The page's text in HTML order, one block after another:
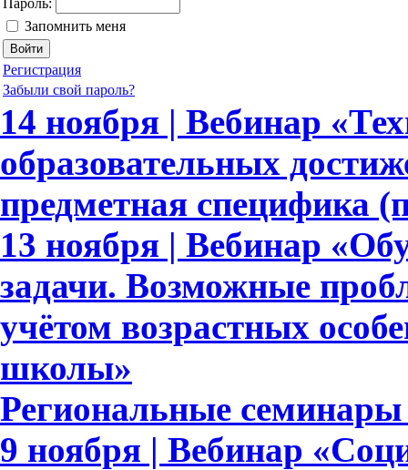
Пароль:
Запомнить меня
Регистрация
Забыли свой пароль?
14 ноября | Вебинар
образовательных
предметная специфика
13 ноября | Вебинар
задачи. Возможные
учётом возрастных
школы»
Региональные
9 ноября | Вебинар